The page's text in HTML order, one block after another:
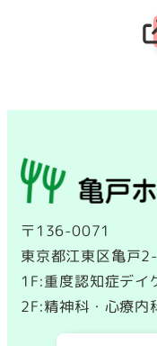
〒136-0071
東京都江東区亀戸
1F:重度認知症デイ
2F:精神科・心療内